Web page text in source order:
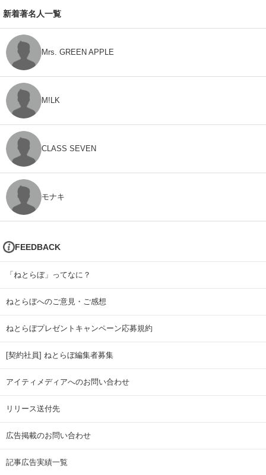
新着著名人一覧
Mrs. GREEN APPLE
M!LK
CLASS SEVEN
モナキ
FEEDBACK
「ねとらぼ」ってなに？
ねとらぼへのご意見・ご感想
ねとらぼプレゼントキャンペーン応募規約
[契約社員] ねとらぼ編集者募集
アイティメディアへのお問い合わせ
リリース送付先
広告掲載のお問い合わせ
記事広告実績一覧